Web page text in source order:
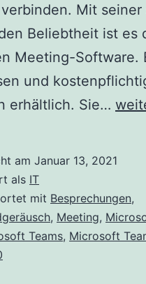
Mit seiner
Beliebtheit ist es
Meeting-Software.
und
erhältlich. Sie…
am Januar 13, 2021
als IT
mit Besprechungen,
, Meeting,
Teams, Microsoft